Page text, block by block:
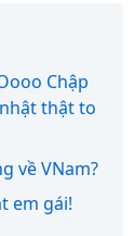
Chập
thật to
về VNam?
em gái!